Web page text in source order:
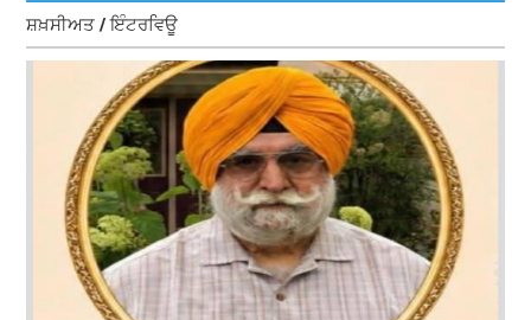
ਸ਼ਖ਼ਸੀਅਤ / ਇੰਟਰਵਿਊ